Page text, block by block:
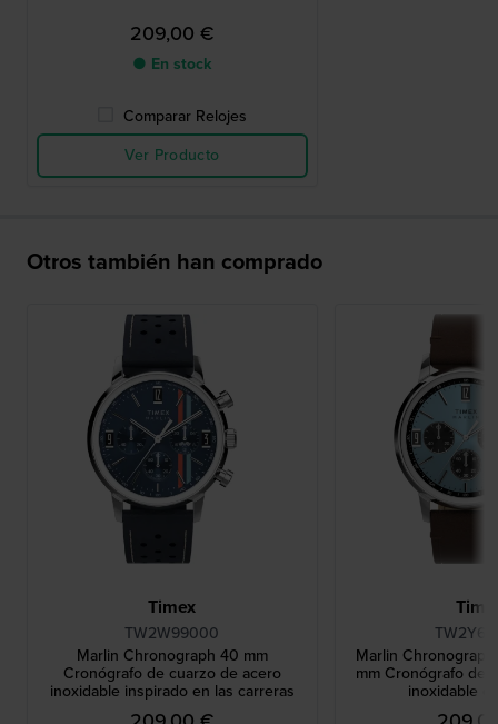
209,00 €
● En stock
Comparar Relojes
Ver Producto
Otros también han comprado
Timex
TW2W99000
Marlin Chronograph 40 mm
Cronógrafo de cuarzo de acero
inoxidable inspirado en las carreras
Marlin
mm Cronógrafo de
inoxidable